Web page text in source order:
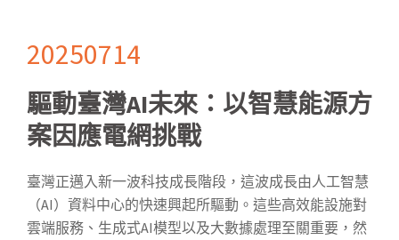
20250714
驅動臺灣AI未來：以智慧能源方
案因應電網挑戰
臺灣正邁入新一波科技成長階段，這波成長由人工智慧
（AI）資料中心的快速興起所驅動。這些高效能設施對
雲端服務、生成式AI模型以及大數據處理至關重要，然